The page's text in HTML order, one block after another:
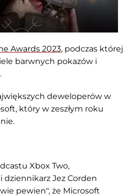
Awards 2023, podczas której
barwnych pokazów i
deweloperów w
który w zeszłym roku
Xbox Two,
Jez Corden
pewien", że Microsoft